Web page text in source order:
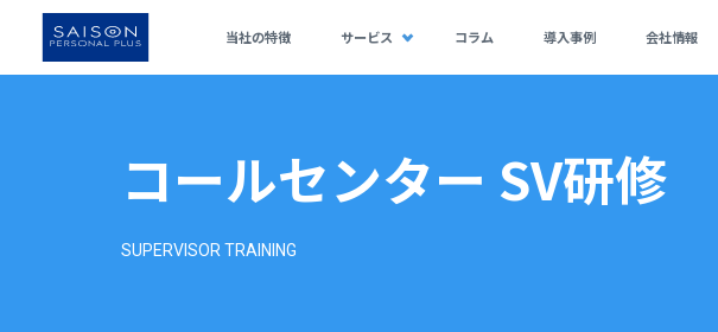
当社の特徴 サービス コラム 導入事例 会社情報
コールセンター SV研修
SUPERVISOR TRAINING